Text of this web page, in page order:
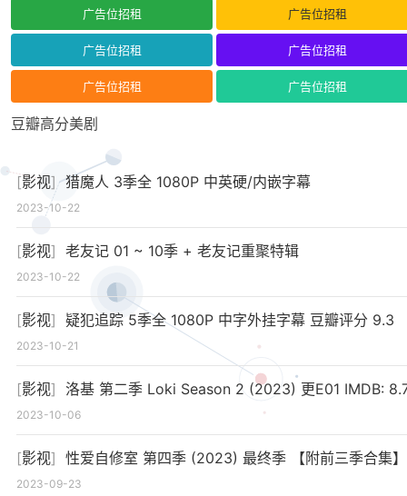
广告位招租 广告位招租
广告位招租 广告位招租
广告位招租 广告位招租
豆瓣高分美剧
[影视] 猎魔人 3季全 1080P 中英硬/内嵌字幕
2023-10-22
[影视] 老友记 01 ~ 10季 + 老友记重聚特辑
2023-10-22
[影视] 疑犯追踪 5季全 1080P 中字外挂字幕 豆瓣评分 9.3
2023-10-21
[影视] 洛基 第二季 Loki Season 2 (2023) 更E01 IMDB: 8.7 [含第一
2023-10-06
[影视] 性爱自修室 第四季 (2023) 最终季 【附前三季合集】
2023-09-23